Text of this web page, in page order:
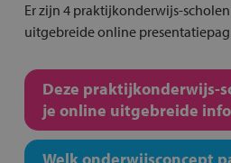
Er zijn 4 praktijkonderwijs-
uitgebreide online
Deze praktijkonderwijs-
je online uitgebreide